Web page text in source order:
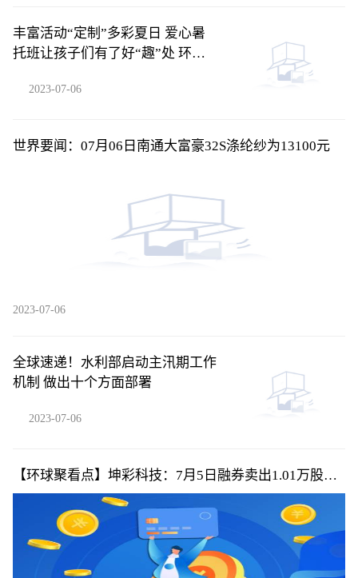
丰富活动“定制”多彩夏日 爱心暑
托班让孩子们有了好“趣”处 环球
2023-07-06
世界要闻：07月06日南通大富豪32S涤纶纱为13100元
2023-07-06
全球速递！水利部启动主汛期工作
机制 做出十个方面部署
2023-07-06
【环球聚看点】坤彩科技：7月5日融券卖出1.01万股，
融资融券余额4.39亿元